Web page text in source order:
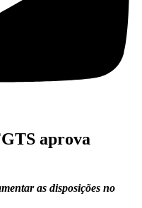
aprova
as disposições no